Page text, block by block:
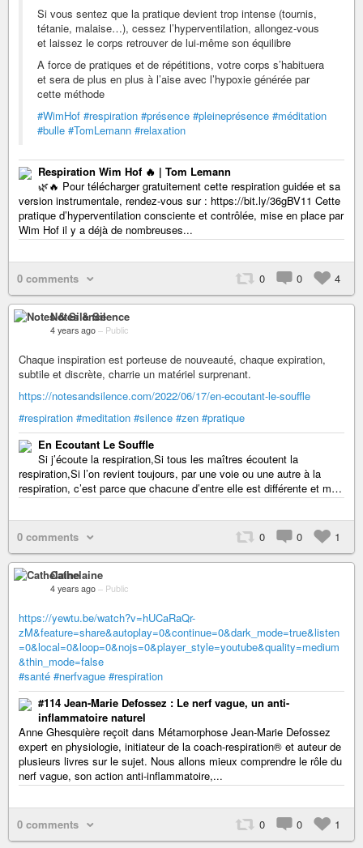
Si vous sentez que la pratique devient trop intense (tournis,
tétanie, malaise…), cessez l’hyperventilation, allongez-vous
et laissez le corps retrouver de lui-même son équilibre
A force de pratiques et de répétitions, votre corps s’habituera
et sera de plus en plus à l’aise avec l’hypoxie générée par
cette méthode
#WimHof #respiration #présence #pleineprésence #méditation
#bulle #TomLemann #relaxation
Respiration Wim Hof 🔥 | Tom Lemann
🌿🔥 Pour télécharger gratuitement cette respiration guidée et sa
version instrumentale, rendez-vous sur : https://bit.ly/36gBV11 Cette
pratique d’hyperventilation consciente et contrôlée, mise en place par
Wim Hof il y a déjà de nombreuses...
0 comments 0 0 4
Notes & Silence
4 years ago – Public
Chaque inspiration est porteuse de nouveauté, chaque expiration,
subtile et discrète, charrie un matériel surprenant.
https://notesandsilence.com/2022/06/17/en-ecoutant-le-souffle
#respiration #meditation #silence #zen #pratique
En Ecoutant Le Souffle
Si j’écoute la respiration,Si tous les maîtres écoutent la
respiration,Si l’on revient toujours, par une voie ou une autre à la
respiration, c’est parce que chacune d’entre elle est différente et m…
0 comments 0 0 1
Cathelaine
4 years ago – Public
https://yewtu.be/watch?v=hUCaRaQr-
zM&feature=share&autoplay=0&continue=0&dark_mode=true&listen
=0&local=0&loop=0&nojs=0&player_style=youtube&quality=medium
&thin_mode=false
#santé #nerfvague #respiration
#114 Jean-Marie Defossez : Le nerf vague, un anti-
inflammatoire naturel
Anne Ghesquière reçoit dans Métamorphose Jean-Marie Defossez
expert en physiologie, initiateur de la coach-respiration® et auteur de
plusieurs livres sur le sujet. Nous allons mieux comprendre le rôle du
nerf vague, son action anti-inflammatoire,...
0 comments 0 0 1